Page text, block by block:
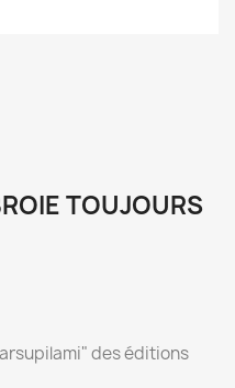
TOUJOURS
des éditions